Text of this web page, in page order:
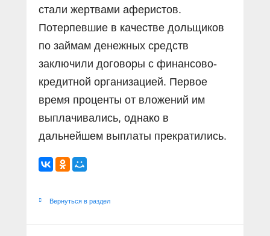
стали жертвами аферистов.
Потерпевшие в качестве дольщиков
по займам денежных средств
заключили договоры с финансово-
кредитной организацией. Первое
время проценты от вложений им
выплачивались, однако в
дальнейшем выплаты прекратились.
Вернуться в раздел